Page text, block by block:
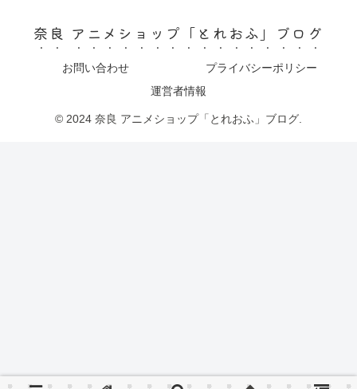
奈良 アニメショップ「とれおふ」ブログ
お問い合わせ
プライバシーポリシー
運営者情報
© 2024 奈良 アニメショップ「とれおふ」ブログ.